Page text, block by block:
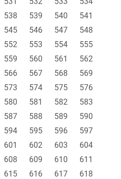
538 539 540
541
545 546 547
548
552 553 554
555
559 560 561
562
566 567 568
569
573 574 575
576
580 581 582
583
587 588 589
590
594 595 596
597
601 602 603
604
608 609 610
611
615 616 617
618